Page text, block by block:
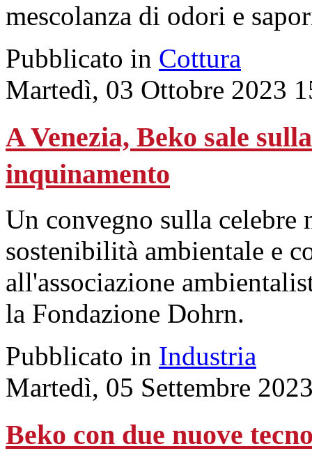
mescolanza di odori e
Pubblicato in Cottura
Martedì, 03 Ottobre 2023
A Venezia, Beko sale
inquinamento
Un convegno sulla celebre
sostenibilità ambientale e
all'associazione
la Fondazione Dohrn.
Pubblicato in Industria
Martedì, 05 Settembre
Beko con due nuove